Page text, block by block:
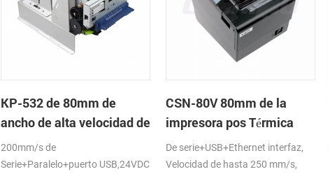
KP-532 de 80mm de
ancho de alta velocidad de
la impresora térmica del
quiosco
200mm/s de
Serie+Paralelo+puerto USB,24VDC
CSN-80V 80mm de la
impresora pos Térmica
De serie+USB+Ethernet interfaz,
Velocidad de hasta 250 mm/s,